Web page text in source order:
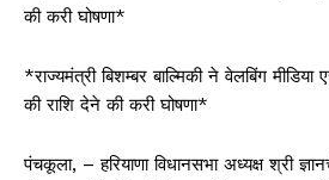
की करी घोषणा*
*राज्यमंत्री बिशम्बर बाल्मिकी ने वेलबिंग
की राशि देने की करी घोषणा*
पंचकूला, – हरियाणा विधानसभा अध्यक्ष श्री